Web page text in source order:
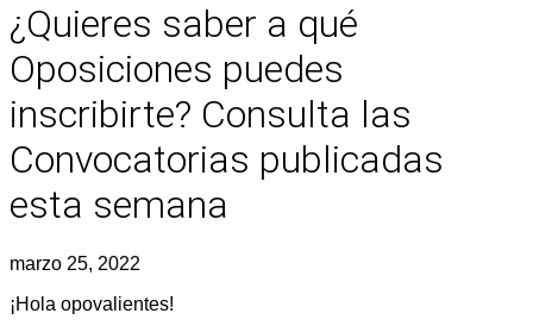
¿Quieres saber a qué
Oposiciones puedes
inscribirte? Consulta las
Convocatorias publicadas
esta semana
marzo 25, 2022
¡Hola opovalientes!